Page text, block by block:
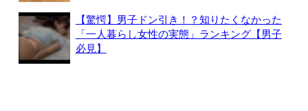
【驚愕】男子ドン引き！？知りたくなかった
「一人暮らし女性の実態」ランキング【男子
必見】